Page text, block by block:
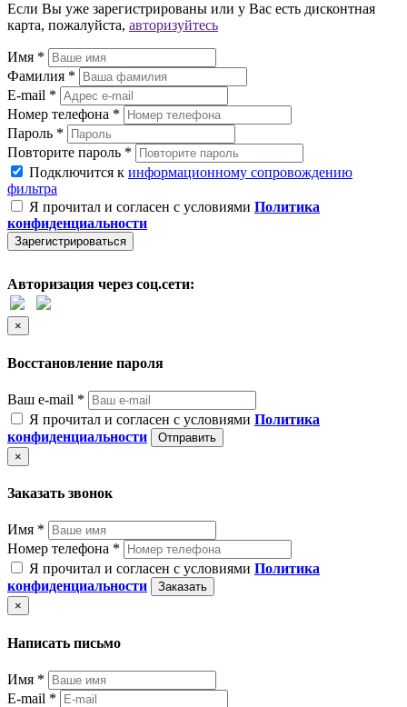
Если Вы уже зарегистрированы или у Вас есть дисконтная
карта, пожалуйста, авторизуйтесь
Имя *
Фамилия *
E-mail *
Номер телефона *
Пароль *
Повторите пароль *
Подключится к информационному сопровождению
фильтра
Я прочитал и согласен с условиями Политика
конфиденциальности
Зарегистрироваться
Авторизация через соц.сети:
×
Восстановление пароля
Ваш e-mail *
Я прочитал и согласен с условиями Политика
конфиденциальности
Отправить
×
Заказать звонок
Имя *
Номер телефона *
Я прочитал и согласен с условиями Политика
конфиденциальности
Заказать
×
Написать письмо
Имя *
E-mail *